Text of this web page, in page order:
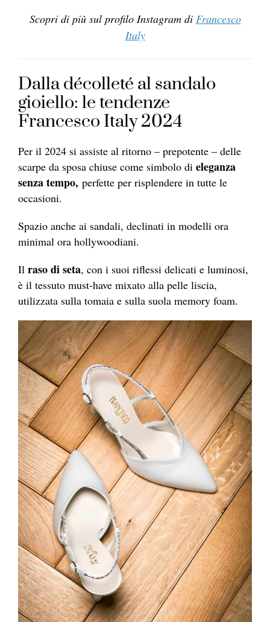
Scopri di più sul profilo Instagram di Francesco
Italy
Dalla décolleté al sandalo
gioiello: le tendenze
Francesco Italy 2024
Per il 2024 si assiste al ritorno – prepotente – delle
scarpe da sposa chiuse come simbolo di eleganza
senza tempo, perfette per risplendere in tutte le
occasioni.
Spazio anche ai sandali, declinati in modelli ora
minimal ora hollywoodiani.
Il raso di seta, con i suoi riflessi delicati e luminosi,
è il tessuto must-have mixato alla pelle liscia,
utilizzata sulla tomaia e sulla suola memory foam.